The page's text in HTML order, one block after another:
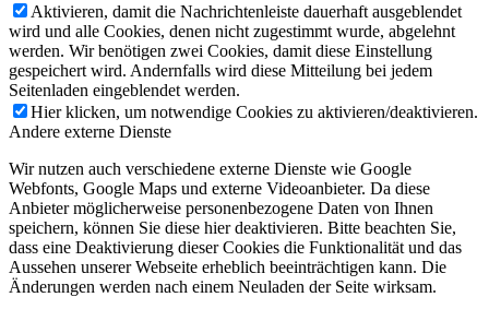
Aktivieren, damit die Nachrichtenleiste dauerhaft ausgeblendet
wird und alle Cookies, denen nicht zugestimmt wurde, abgelehnt
werden. Wir benötigen zwei Cookies, damit diese Einstellung
gespeichert wird. Andernfalls wird diese Mitteilung bei jedem
Seitenladen eingeblendet werden.
Hier klicken, um notwendige Cookies zu aktivieren/deaktivieren.
Andere externe Dienste
Wir nutzen auch verschiedene externe Dienste wie Google
Webfonts, Google Maps und externe Videoanbieter. Da diese
Anbieter möglicherweise personenbezogene Daten von Ihnen
speichern, können Sie diese hier deaktivieren. Bitte beachten Sie,
dass eine Deaktivierung dieser Cookies die Funktionalität und das
Aussehen unserer Webseite erheblich beeinträchtigen kann. Die
Änderungen werden nach einem Neuladen der Seite wirksam.